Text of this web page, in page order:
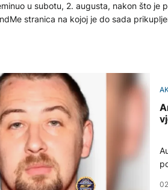
u subotu, 2. augusta, nakon što
stranica na kojoj je do sada